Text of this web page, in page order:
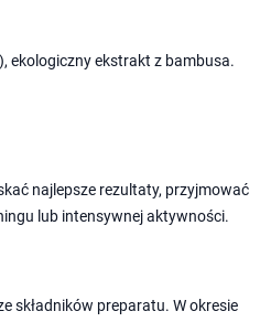
ekologiczny ekstrakt z bambusa.
najlepsze rezultaty, przyjmować
lub intensywnej aktywności.
składników preparatu. W okresie